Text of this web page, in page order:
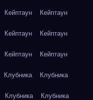
Кейптаун Кейптаун
Кейптаун Кейптаун
Кейптаун Кейптаун
Клубника Клубника
Клубника Клубника